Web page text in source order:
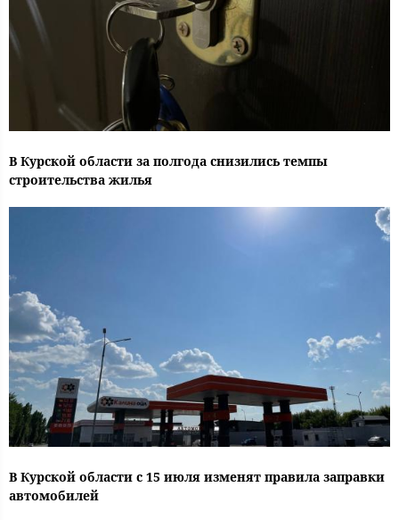
В Курской области за полгода снизились темпы
строительства жилья
В Курской области с 15 июля изменят правила заправки
автомобилей